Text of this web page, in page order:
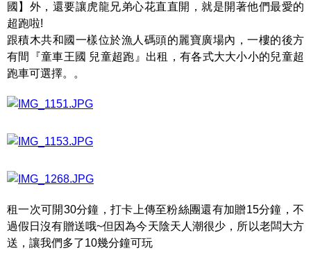
國】外，還要讓虎龍兄弟心花直直開，就是開著他們最愛的
超跑啦!
跟積木共和國一樣位於漁人碼頭的麗寶廣場內，一樓的後方
有間『童車王國 兒童超跑』出租，有各式大大小小的兒童超
跑車可選擇。。
租一次可開30分鐘，打卡上傳至粉絲團還有加贈15分鐘，不
過假日沒有贈送哦~但因為今天陰天人潮很少，所以老闆大方
送，讓我們多了10幾分鐘可玩